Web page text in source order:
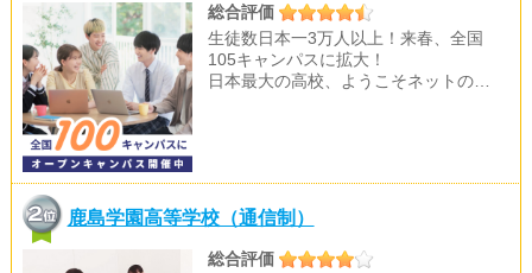
総合評価
生徒数日本一3万人以上！来春、全国
105キャンパスに拡大！
日本最大の高校、ようこそネットの…
鹿島学園高等学校（通信制）
総合評価